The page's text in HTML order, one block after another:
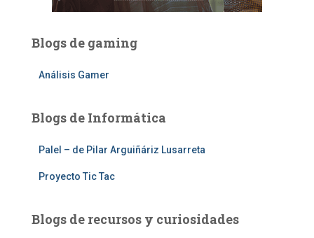
Blogs de gaming
Análisis Gamer
Blogs de Informática
Palel – de Pilar Arguiñáriz Lusarreta
Proyecto Tic Tac
Blogs de recursos y curiosidades